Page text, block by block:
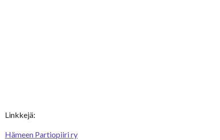
Linkkejä:
Hämeen Partiopiiri ry